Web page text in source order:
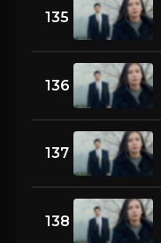
135
136
137
138